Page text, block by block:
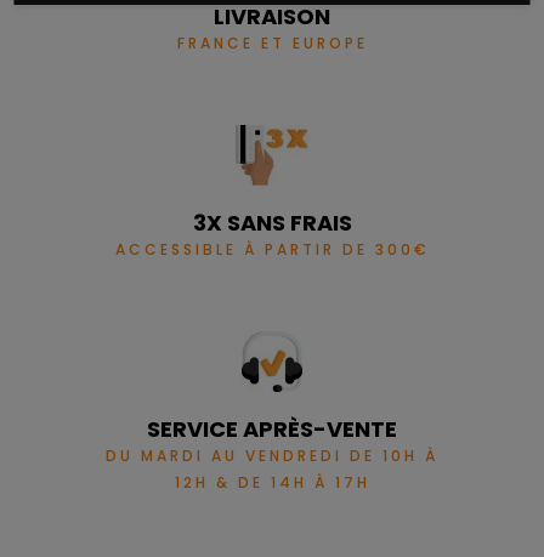
LIVRAISON
FRANCE ET EUROPE
3X SANS FRAIS
ACCESSIBLE À PARTIR DE 300€
SERVICE APRÈS-VENTE
DU MARDI AU VENDREDI DE 10H À
12H & DE 14H À 17H